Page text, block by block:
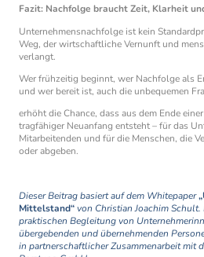
Fazit: Nachfolge braucht Zeit, Klarheit
Unternehmensnachfolge ist kein
Weg, der wirtschaftliche Vernunft und
verlangt.
Wer frühzeitig beginnt, wer Nachfolge als
und wer bereit ist, auch die unbequemen
erhöht die Chance, dass aus dem Ende
tragfähiger Neuanfang entsteht – für das
Mitarbeitenden und für die Menschen, die
oder abgeben.
Dieser Beitrag basiert auf dem Whitepaper
Mittelstand“von Christian Joachim Schult.
praktischen Begleitung von
übergebenden und übernehmenden
in partnerschaftlicher Zusammenarbeit mit